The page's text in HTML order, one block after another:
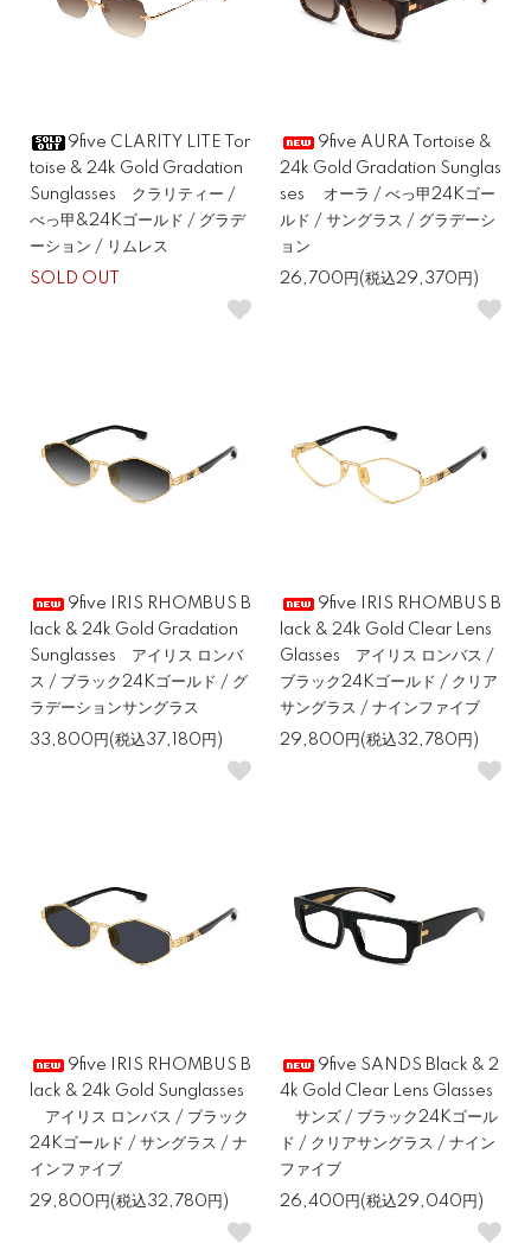
9five CLARITY LITE Tor
toise & 24k Gold Gradation
Sunglasses クラリティー /
べっ甲&24Kゴールド / グラデ
ーション / リムレス
SOLD OUT
9five AURA Tortoise &
24k Gold Gradation Sunglas
ses オーラ / べっ甲24Kゴー
ルド / サングラス / グラデーシ
ョン
26,700円(税込29,370円)
9five IRIS RHOMBUS B
lack & 24k Gold Gradation
Sunglasses アイリス ロンバ
ス / ブラック24Kゴールド / グ
ラデーションサングラス
33,800円(税込37,180円)
9five IRIS RHOMBUS B
lack & 24k Gold Clear Lens
Glasses アイリス ロンバス /
ブラック24Kゴールド / クリア
サングラス / ナインファイブ
29,800円(税込32,780円)
9five IRIS RHOMBUS B
lack & 24k Gold Sunglasses
アイリス ロンバス / ブラック
24Kゴールド / サングラス / ナ
インファイブ
29,800円(税込32,780円)
9five SANDS Black & 2
4k Gold Clear Lens Glasses
サンズ / ブラック24Kゴール
ド / クリアサングラス / ナイン
ファイブ
26,400円(税込29,040円)